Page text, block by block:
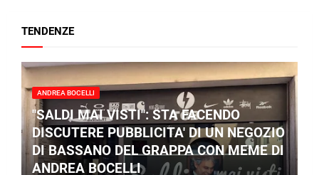
TENDENZE
ANDREA BOCELLI
"SALDI MAI VISTI": STA FACENDO
DISCUTERE PUBBLICITA' DI UN NEGOZIO
DI BASSANO DEL GRAPPA CON MEME DI
ANDREA BOCELLI